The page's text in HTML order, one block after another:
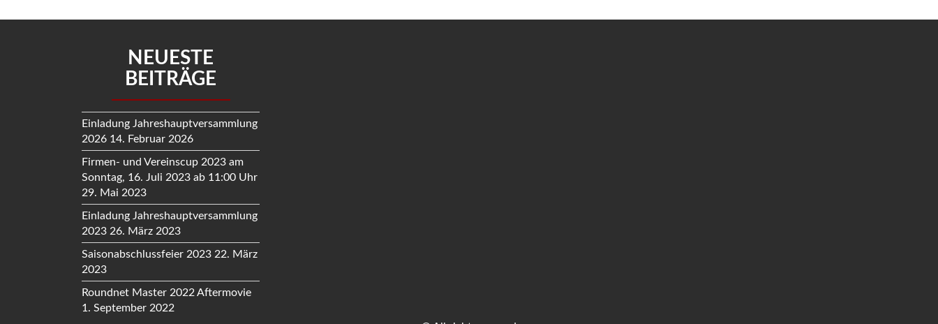
NEUESTE
BEITRÄGE
Einladung Jahreshauptversammlung
2026 14. Februar 2026
Firmen- und Vereinscup 2023 am
Sonntag, 16. Juli 2023 ab 11:00 Uhr
29. Mai 2023
Einladung Jahreshauptversammlung
2023 26. März 2023
Saisonabschlussfeier 2023 22. März
2023
Roundnet Master 2022 Aftermovie
1. September 2022